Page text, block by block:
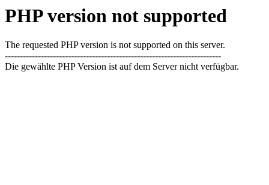
PHP version not supported
The requested PHP version is not supported on this server.
------------------------------------------------------------------------
Die gewählte PHP Version ist auf dem Server nicht verfügbar.